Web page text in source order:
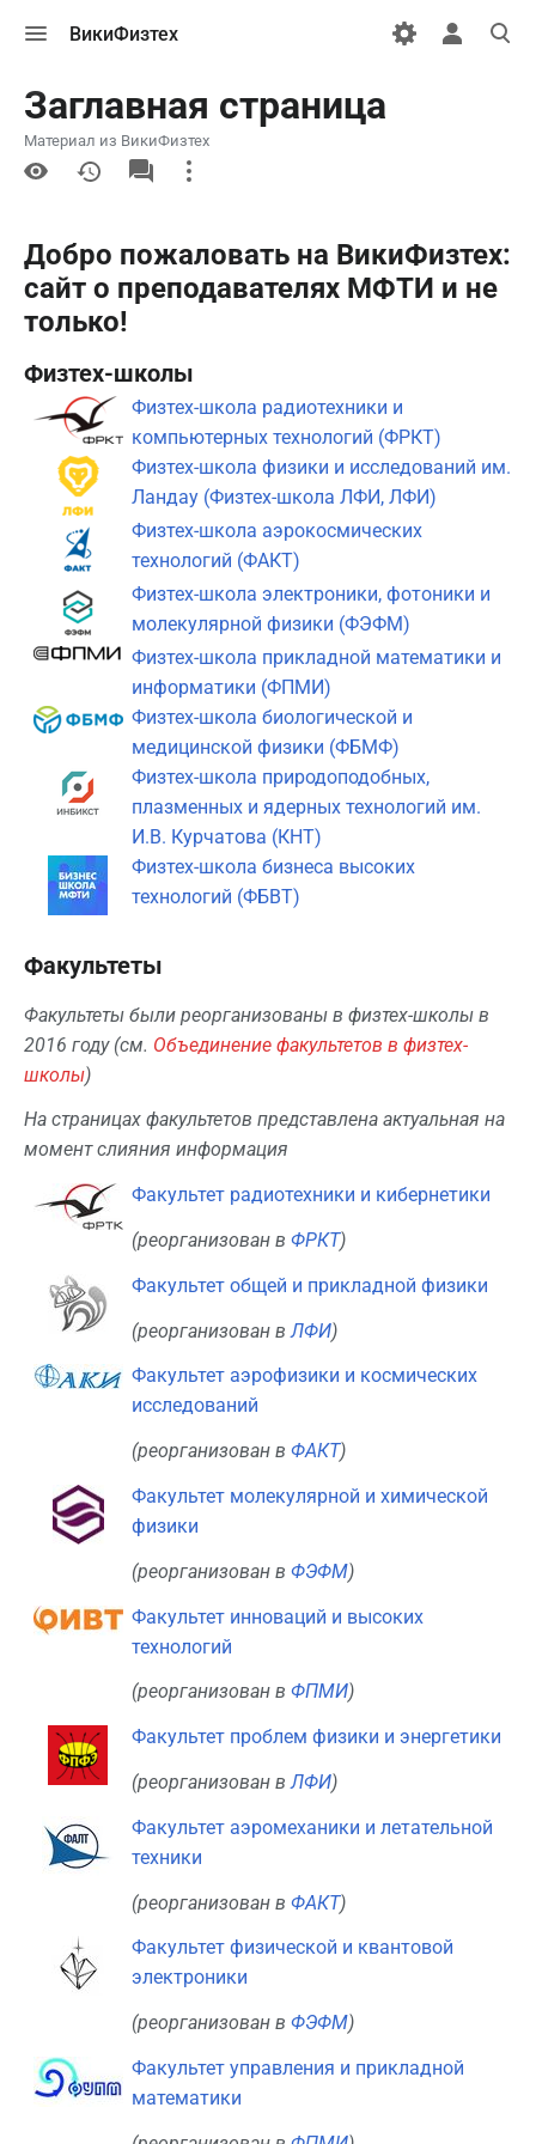
меню
ВикиФизтех
Открыть
поиск
Заглавная страница
Материал из ВикиФизтех
More
actions
Добро пожаловать на ВикиФизтех:
сайт о преподавателях МФТИ и не
только!
Физтех-школы
Физтех-школа радиотехники и
компьютерных технологий (ФРКТ)
Физтех-школа физики и исследований им.
Ландау (Физтех-школа ЛФИ, ЛФИ)
Физтех-школа аэрокосмических
технологий (ФАКТ)
Физтех-школа электроники, фотоники и
молекулярной физики (ФЭФМ)
Физтех-школа прикладной математики и
информатики (ФПМИ)
Физтех-школа биологической и
медицинской физики (ФБМФ)
Физтех-школа природоподобных,
плазменных и ядерных технологий им.
И.В. Курчатова (КНТ)
Физтех-школа бизнеса высоких
технологий (ФБВТ)
Факультеты
Факультеты были реорганизованы в физтех-школы в
2016 году (см. Объединение факультетов в физтех-
школы)
На страницах факультетов представлена актуальная на
момент слияния информация
Факультет радиотехники и кибернетики
(реорганизован в ФРКТ)
Факультет общей и прикладной физики
(реорганизован в ЛФИ)
Факультет аэрофизики и космических
исследований
(реорганизован в ФАКТ)
Факультет молекулярной и химической
физики
(реорганизован в ФЭФМ)
Факультет инноваций и высоких
технологий
(реорганизован в ФПМИ)
Факультет проблем физики и энергетики
(реорганизован вЛФИ)
Факультет аэромеханики и летательной
техники
(реорганизован в ФАКТ)
Факультет физической и квантовой
электроники
(реорганизован в ФЭФМ)
Факультет управления и прикладной
математики